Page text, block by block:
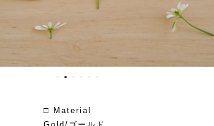
□ Material